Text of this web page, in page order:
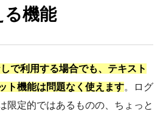
る機能
で利用する場合でも、テキスト
ト機能は問題なく使えます。ログ
限定的ではあるものの、ちょっと